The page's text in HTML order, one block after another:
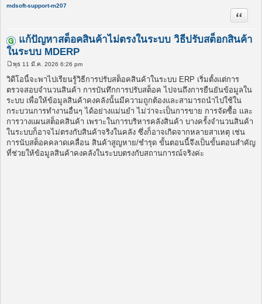
mdsoft-support-m207
แก้ปัญหาสต็อคสินค้าไม่ตรงในระบบ วิธีปรับสต็อกสินค้า
ในระบบ MDERP
อ้างคำ
โ
พ
ส
ต์
พุธ 11 มี.ค. 2026 6:26 pm
วิดีโอนี้จะพาไปเรียนรู้วิธีการปรับสต็อคสินค้าในระบบ ERP เริ่มตั้งแต่การ
ตรวจสอบจำนวนสินค้า การบันทึกการปรับสต็อค ไปจนถึงการยืนยันข้อมูลใน
ระบบ เพื่อให้ข้อมูลสินค้าคงคลังนั้นมีความถูกต้องและสามารถนำไปใช้ใน
กระบวนการทำงานอื่นๆ ได้อย่างแม่นยำ ไม่ว่าจะเป็นการขาย การจัดซื้อ และ
การวางแผนสต็อคสินค้า เพราะในการบริหารคลังสินค้า บางครั้งจำนวนสินค้า
ในระบบก็อาจไม่ตรงกับสินค้าจริงในคลัง ซึ่งก็อาจเกิดจากหลายสาเหตุ เช่น
การนับสต็อคคลาดเคลื่อน สินค้าสูญหาย/ชำรุด ขั้นตอนนี้จึงเป็นขั้นตอนสำคัญ
ที่ช่วยให้ข้อมูลสินค้าคงคลังในระบบตรงกับสถานการณ์จริงค่ะ